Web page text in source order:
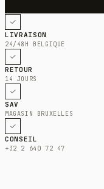
LIVRAISON
24/48H BELGIQUE
RETOUR
14 JOURS
SAV
MAGASIN BRUXELLES
CONSEIL
+32 2 640 72 47